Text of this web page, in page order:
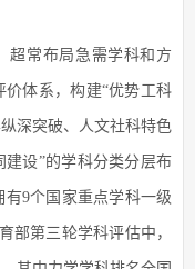
超常布局急需学科和方
体系，构建“优势工科
深突破、人文社科特色
设”的学科分类分层布
9个国家重点学科一级
部第三轮学科评估中，